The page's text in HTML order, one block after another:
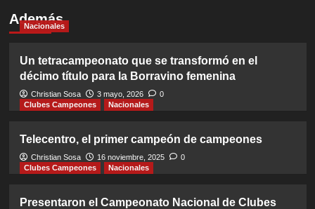
Además
Nacionales
Un tetracampeonato que se transformó en el
décimo título para la Borravino femenina
Christian Sosa 3 mayo, 2026
0
Clubes Campeones
Nacionales
Telecentro, el primer campeón de campeones
Christian Sosa 16 noviembre, 2025
0
Clubes Campeones
Nacionales
Presentaron el Campeonato Nacional de Clubes